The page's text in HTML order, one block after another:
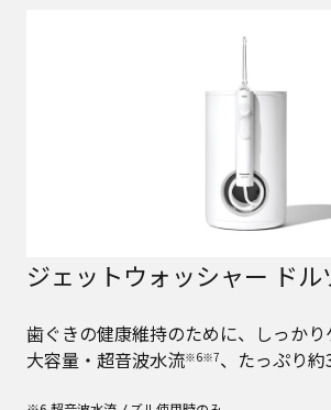
ジェットウォッシャー ドル
歯ぐきの健康維持のために、しっか
大容量・超音波水流※6※7、たっぷり約